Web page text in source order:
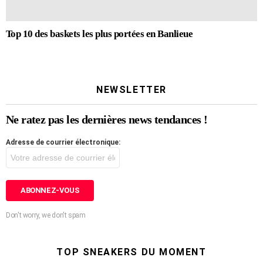
Top 10 des baskets les plus portées en Banlieue
NEWSLETTER
Ne ratez pas les dernières news tendances !
Adresse de courrier électronique:
Don't worry, we don't spam
TOP SNEAKERS DU MOMENT